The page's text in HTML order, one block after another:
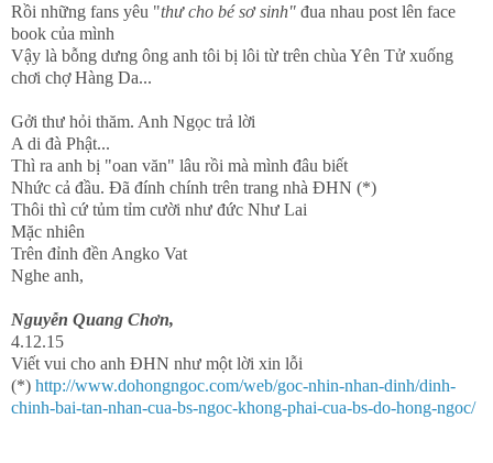
Rồi những fans yêu "thư cho bé sơ sinh" đua nhau post lên face
book của mình
Vậy là bỗng dưng ông anh tôi bị lôi từ trên chùa Yên Tử xuống
chơi chợ Hàng Da...
Gởi thư hỏi thăm. Anh Ngọc trả lời
A di đà Phật...
Thì ra anh bị "oan văn" lâu rồi mà mình đâu biết
Nhức cả đầu. Đã đính chính trên trang nhà ĐHN (*)
Thôi thì cứ tủm tỉm cười như đức Như Lai
Mặc nhiên
Trên đỉnh đền Angko Vat
Nghe anh,
Nguyễn Quang Chơn,
4.12.15
Viết vui cho anh ĐHN như một lời xin lỗi
(*) http://www.dohongngoc.com/web/goc-nhin-nhan-dinh/dinh-
chinh-bai-tan-nhan-cua-bs-ngoc-khong-phai-cua-bs-do-hong-ngoc/